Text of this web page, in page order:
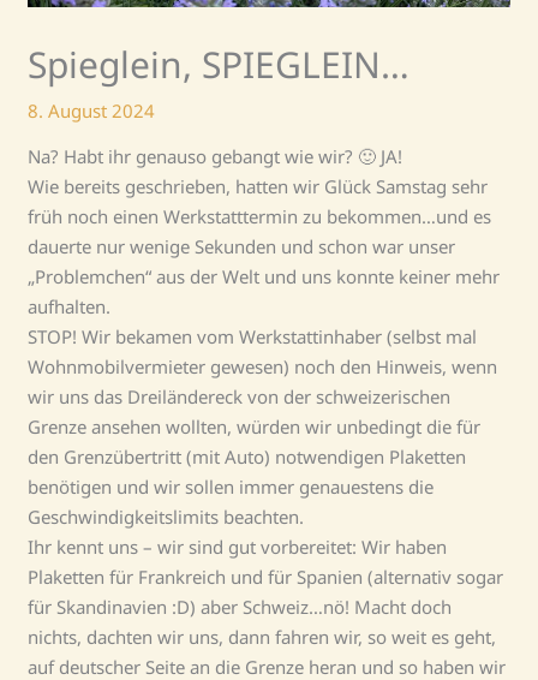
Spieglein, SPIEGLEIN…
8. August 2024
Na? Habt ihr genauso gebangt wie wir? 🙂 JA!
Wie bereits geschrieben, hatten wir Glück Samstag sehr
früh noch einen Werkstatttermin zu bekommen…und es
dauerte nur wenige Sekunden und schon war unser
„Problemchen“ aus der Welt und uns konnte keiner mehr
aufhalten.
STOP! Wir bekamen vom Werkstattinhaber (selbst mal
Wohnmobilvermieter gewesen) noch den Hinweis, wenn
wir uns das Dreiländereck von der schweizerischen
Grenze ansehen wollten, würden wir unbedingt die für
den Grenzübertritt (mit Auto) notwendigen Plaketten
benötigen und wir sollen immer genauestens die
Geschwindigkeitslimits beachten.
Ihr kennt uns – wir sind gut vorbereitet: Wir haben
Plaketten für Frankreich und für Spanien (alternativ sogar
für Skandinavien :D) aber Schweiz…nö! Macht doch
nichts, dachten wir uns, dann fahren wir, so weit es geht,
auf deutscher Seite an die Grenze heran und so haben wir